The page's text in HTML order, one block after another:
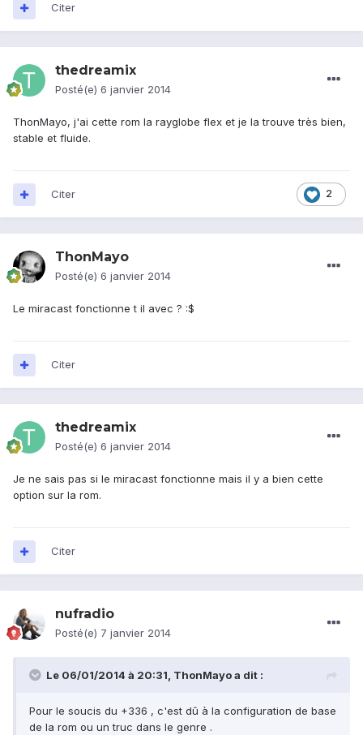
Citer
thedreamix
Posté(e) 6 janvier 2014
ThonMayo, j'ai cette rom la rayglobe flex et je la trouve très bien,
stable et fluide.
2
Citer
ThonMayo
Posté(e) 6 janvier 2014
Le miracast fonctionne t il avec ? :$
Citer
thedreamix
Posté(e) 6 janvier 2014
Je ne sais pas si le miracast fonctionne mais il y a bien cette
option sur la rom.
Citer
nufradio
Posté(e) 7 janvier 2014
Le 06/01/2014 à 20:31, ThonMayo a dit :
Pour le soucis du +336 , c'est dû à la configuration de base
de la rom ou un truc dans le genre .